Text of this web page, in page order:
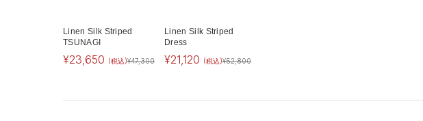
Linen Silk Striped
TSUNAGI
¥23,650 (税込)¥47,300
Linen Silk Striped
Dress
¥21,120 (税込)¥52,800